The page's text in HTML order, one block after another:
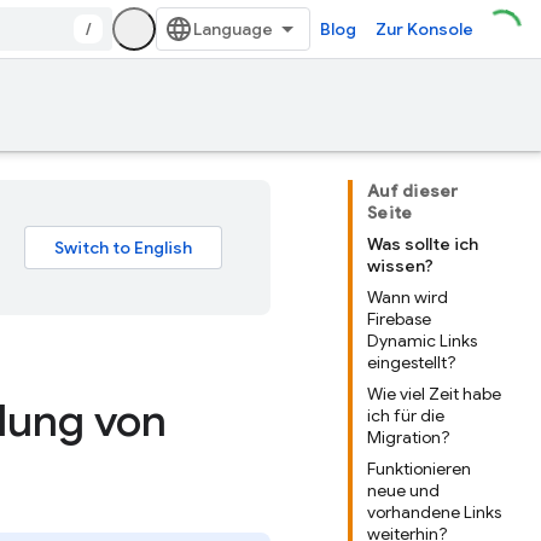
/ Blog Zur Konsole
Auf dieser
Seite
Was sollte ich
wissen?
Wann wird
Firebase
Dynamic Links
eingestellt?
Wie viel Zeit habe
ich für die
Migration?
Funktionieren
neue und
vorhandene Links
weiterhin?
von